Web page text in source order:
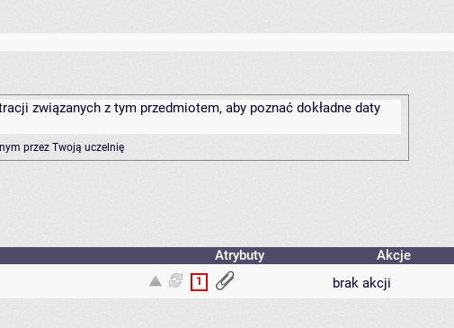
związanych z tym przedmiotem, aby poznać dokładne daty
przez Twoją uczelnię
Atrybuty
Akcje
1 brak akcji